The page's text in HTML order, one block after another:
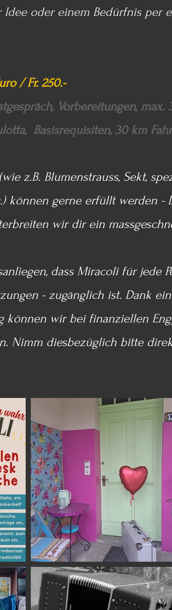
oder einem Bedürfnis per
/ Fr. 250.-
Vorbereitungen,
Basisrequisiten, 30 km
z.B. Blumenstrauss, Sekt,
können gerne erfüllt werden -
wir dir ein
dass Miracoli für jede
- zugänglich ist. Dank
können wir bei finanziellen
Nimm diesbezüglich bitte